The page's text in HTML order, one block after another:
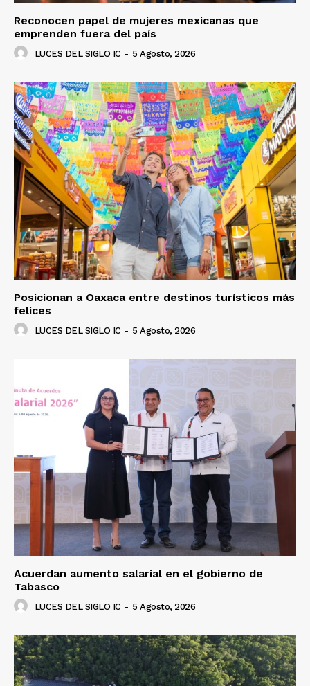
Luces
Del Siglo
Reconocen papel de mujeres mexicanas que
emprenden fuera del país
LUCES DEL SIGLO IC - 5 Agosto, 2026
Posicionan a Oaxaca entre destinos turísticos más
felices
LUCES DEL SIGLO IC - 5 Agosto, 2026
Acuerdan aumento salarial en el gobierno de
Tabasco
LUCES DEL SIGLO IC - 5 Agosto, 2026